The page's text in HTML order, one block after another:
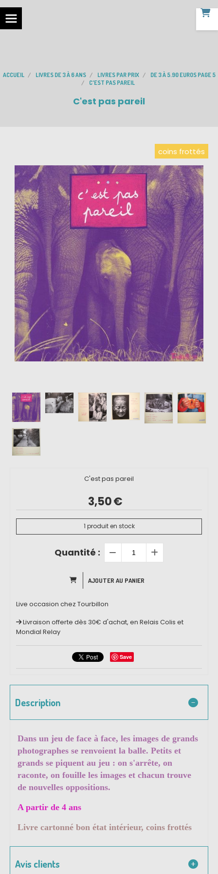
ACCUEIL LIVRES DE 3 À 6 ANS LIVRES PAR PRIX
DE 3 À 5.90 EUROS PAGE 5
C'EST PAS PAREIL
C'est pas pareil
coins frottés
C'est pas pareil
3,50€
1 produit en stock
Quantité :
AJOUTER AU PANIER
Live occasion chez Tourbillon
Livraison offerte dès 30€ d'achat, en Relais Colis et
Mondial Relay
Save
Description
Dans un jeu de face à face, les images de grands
photographes se renvoient la balle. Petits et
grands se piquent au jeu : on s'arrête, on
raconte, on fouille les images et chacun trouve
de nouvelles oppositions.
A partir de 4 ans
Livre cartonné bon état intérieur, coins frottés
Avis clients